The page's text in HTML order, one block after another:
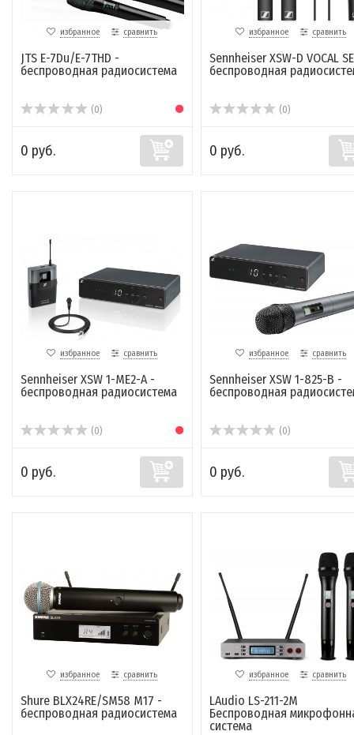
избранное сравнить
JTS E-7Du/E-7THD -
беспроводная радиосистема
(0)
0 руб.
избранное сравнить
Sennheiser XSW-D VOCAL
беспроводная
(0)
0 руб.
избранное сравнить
Sennheiser XSW 1-ME2-A -
беспроводная радиосистема
(0)
0 руб.
избранное сравнить
Sennheiser XSW 1-825-B -
беспроводная
(0)
0 руб.
избранное сравнить
Shure BLX24RE/SM58 M17 -
беспроводная радиосистема
избранное сравнить
LAudio LS-211-2M
Беспроводная
система